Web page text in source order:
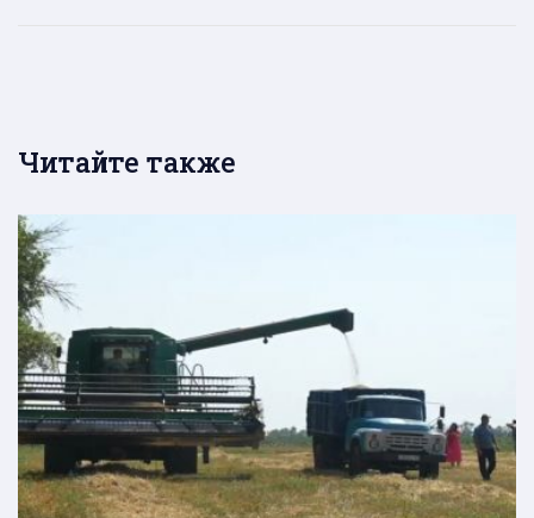
Читайте также